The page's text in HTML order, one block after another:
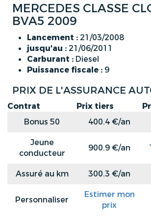
MERCEDES CLASSE
BVA5 2009
Lancement : 21/03/2008
jusqu'au : 21/06/2011
Carburant : Diesel
Puissance fiscale : 9
PRIX DE L'ASSURANCE
Contrat Prix tiers
Bonus 50
400.4 €/an
Jeune
conducteur
900.9 €/an
Assuré au km 300.3 €/an
Personnaliser
Estimer mon
prix